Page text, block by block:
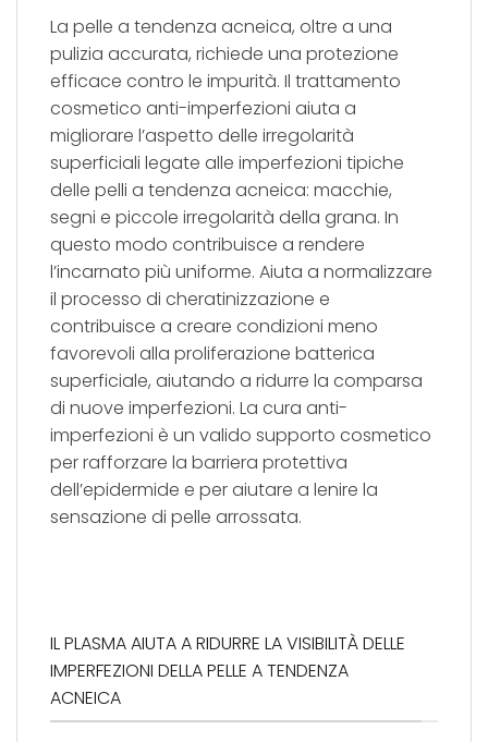
La pelle a tendenza acneica, oltre a una
pulizia accurata, richiede una protezione
efficace contro le impurità. Il trattamento
cosmetico anti-imperfezioni aiuta a
migliorare l’aspetto delle irregolarità
superficiali legate alle imperfezioni tipiche
delle pelli a tendenza acneica: macchie,
segni e piccole irregolarità della grana. In
questo modo contribuisce a rendere
l’incarnato più uniforme. Aiuta a normalizzare
il processo di cheratinizzazione e
contribuisce a creare condizioni meno
favorevoli alla proliferazione batterica
superficiale, aiutando a ridurre la comparsa
di nuove imperfezioni. La cura anti-
imperfezioni è un valido supporto cosmetico
per rafforzare la barriera protettiva
dell’epidermide e per aiutare a lenire la
sensazione di pelle arrossata.
IL PLASMA AIUTA A RIDURRE LA VISIBILITÀ DELLE
IMPERFEZIONI DELLA PELLE A TENDENZA
ACNEICA